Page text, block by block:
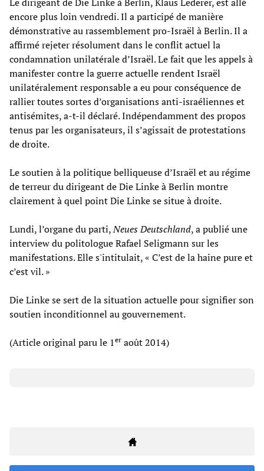
encore plus loin vendredi. Il a participé de manière
démonstrative au rassemblement pro-Israël à Berlin. Il a
affirmé rejeter résolument dans le conflit actuel la
condamnation unilatérale d’Israël. Le fait que les appels à
manifester contre la guerre actuelle rendent Israël
unilatéralement responsable a eu pour conséquence de
rallier toutes sortes d’organisations anti-israéliennes et
antisémites, a-t-il déclaré. Indépendamment des propos
tenus par les organisateurs, il s’agissait de protestations
de droite.
Le soutien à la politique belliqueuse d’Israël et au régime
de terreur du dirigeant de Die Linke à Berlin montre
clairement à quel point Die Linke se situe à droite.
Lundi, l’organe du parti,Neues Deutschland, a publié une
interview du politologue Rafael Seligmann sur les
manifestations. Elle s'intitulait, « C’est de la haine pure et
c’est vil. »
Die Linke se sert de la situation actuelle pour signifier son
soutien inconditionnel au gouvernement.
(Article original paru le 1er août 2014)